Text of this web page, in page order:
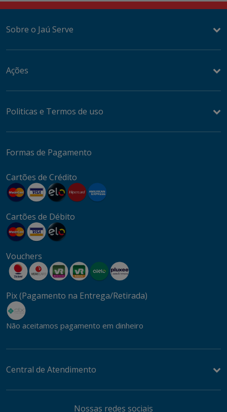
Sobre o Jaú Serve
Ações
Politicas e Termos de uso
Formas de Pagamento
Cartões de Crédito
Cartões de Débito
Vouchers
Pix (Pagamento na Entrega/Retirada)
Não aceitamos pagamento em dinheiro
Central de Atendimento
Nossas redes sociais